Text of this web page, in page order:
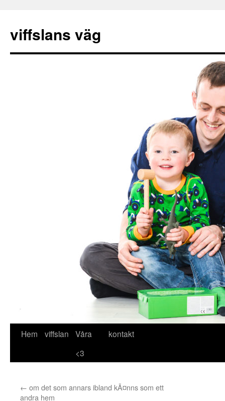
viffslans väg
Hoppa
Hem viffslan
Våra
<3
kontakt
← om det som annars ibland kÃ¤nns som ett
andra hem